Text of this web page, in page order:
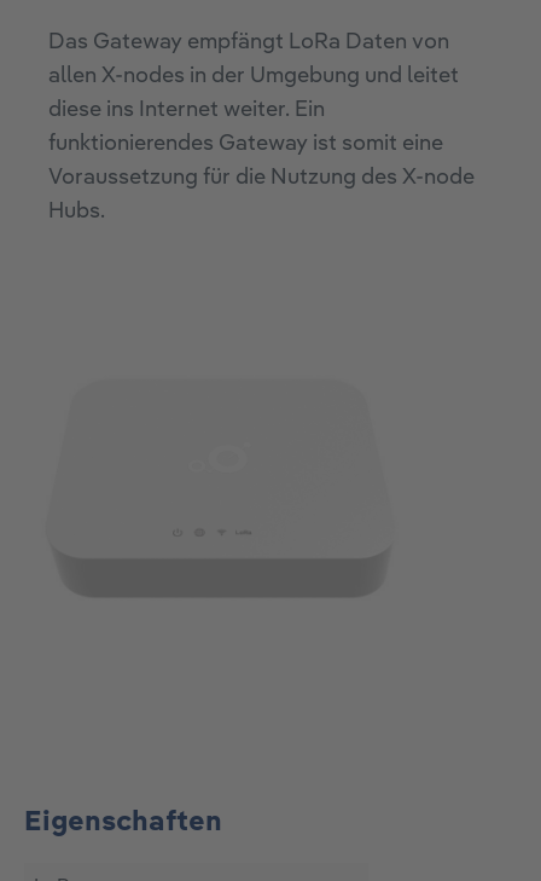
Das Gateway empfängt LoRa Daten von
allen X-nodes in der Umgebung und leitet
diese ins Internet weiter. Ein
funktionierendes Gateway ist somit eine
Voraussetzung für die Nutzung des X-node
Hubs.
Eigenschaften